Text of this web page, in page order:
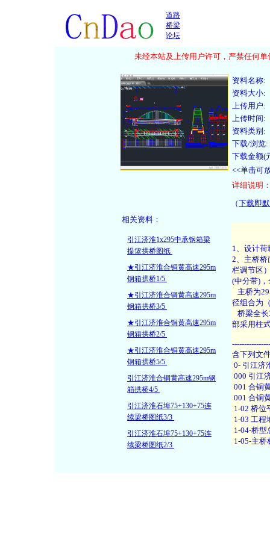
道路
桥梁
论坛
未经本站及上传用户许可，严禁任何单
资料名称:
资料大小:
上传用户:
上传时间:
资料类别:
下载/浏览:
下载金额(
<<单击可
详细说明
（下载即
相关资料：
引江济淮1x295中承钢箱梁
提篮拱桥图纸
★引江济淮合铜黄高速295m
钢箱拱桥1/5
★引江济淮合铜黄高速295m
钢箱拱桥3/5
★引江济淮合铜黄高速295m
钢箱拱桥2/5
★引江济淮合铜黄高速295m
钢箱拱桥5/5
引江济淮合铜黄高速295m钢
箱拱桥4/5
引江济淮石埠75+130+75连
续梁桥图纸3/3
引江济淮石埠75+130+75连
续梁桥图纸2/3